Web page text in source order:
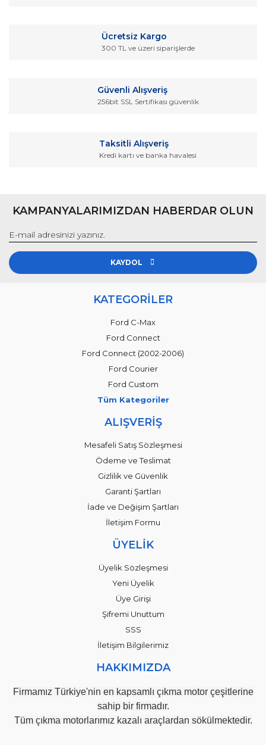
Ürün fiyatı diğer sitelerden daha pahalı.
Ücretsiz Kargo
300 TL ve üzeri siparişlerde
Güvenli Alışveriş
256bit SSL Sertifikası güvenlik
Taksitli Alışveriş
Kredi kartı ve banka havalesi
KAMPANYALARIMIZDAN HABERDAR OLUN
KAYDOL
KATEGORİLER
Ford C-Max
Ford Connect
Ford Connect (2002-2006)
Ford Courier
Ford Custom
Tüm Kategoriler
ALIŞVERİŞ
Mesafeli Satış Sözleşmesi
Ödeme ve Teslimat
Gizlilik ve Güvenlik
Garanti Şartları
İade ve Değişim Şartları
İletişim Formu
ÜYELİK
Üyelik Sözleşmesi
Yeni Üyelik
Üye Girişi
Şifremi Unuttum
SSS
İletişim Bilgilerimiz
HAKKIMIZDA
Firmamız Türkiye'nin en kapsamlı çıkma motor çeşitlerine
sahip bir firmadır.
Tüm çıkma motorlarımız kazalı araçlardan sökülmektedir.